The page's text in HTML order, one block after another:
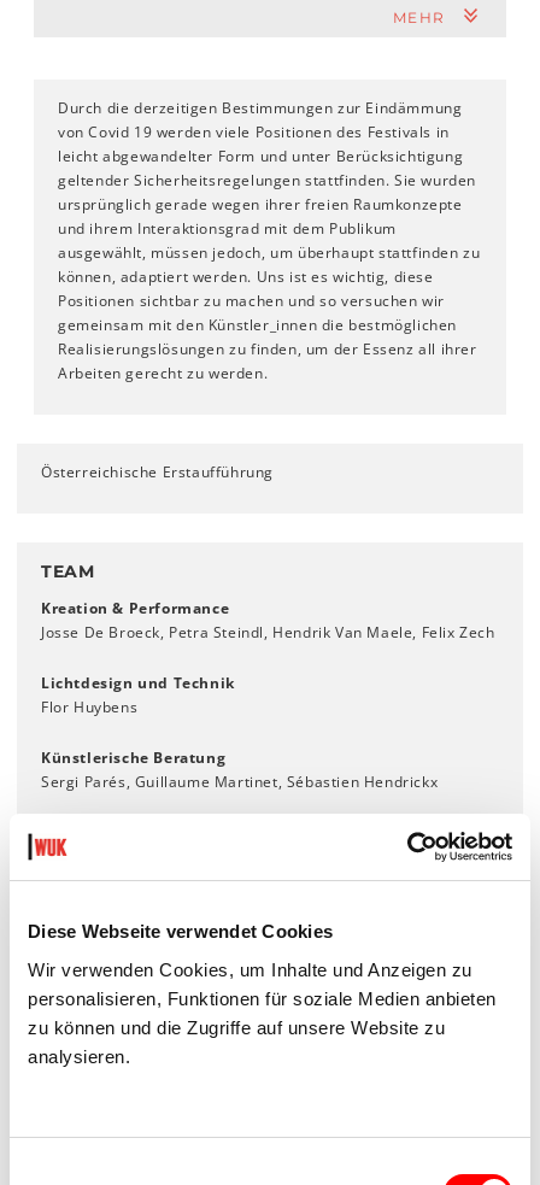
Diese Webseite verwendet Cookies
Wir verwenden Cookies, um Inhalte und Anzeigen zu
personalisieren, Funktionen für soziale Medien anbieten
zu können und die Zugriffe auf unsere Website zu
analysieren.
MEHR
Durch die derzeitigen Bestimmungen zur Eindämmung
von Covid 19 werden viele Positionen des Festivals in
leicht abgewandelter Form und unter Berücksichtigung
geltender Sicherheitsregelungen stattfinden. Sie wurden
ursprünglich gerade wegen ihrer freien Raumkonzepte
und ihrem Interaktionsgrad mit dem Publikum
ausgewählt, müssen jedoch, um überhaupt stattfinden zu
können, adaptiert werden. Uns ist es wichtig, diese
Positionen sichtbar zu machen und so versuchen wir
gemeinsam mit den Künstler_innen die bestmöglichen
Realisierungslösungen zu finden, um der Essenz all ihrer
Arbeiten gerecht zu werden.
Österreichische Erstaufführung
TEAM
Kreation & Performance
Josse De Broeck, Petra Steindl, Hendrik Van Maele, Felix Zech
Lichtdesign und Technik
Flor Huybens
Künstlerische Beratung
Sergi Parés, Guillaume Martinet, Sébastien Hendrickx
CircusNext laureates 2018-2019 – European program
coordinated by circusnext and supported by the EU,
100, Maaspodium, Makershuis, One Chicken Farm (30CC),
cirqu'Aarau), Platforme 2 Pôles Cirque en Normandie/La
Brêche à Cherbourg, Fábrica Ideias (LEME Festival), Festival
Circolo